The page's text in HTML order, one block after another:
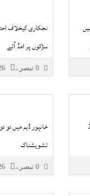
نجکاری کیخلاف
سڑکوں پر امڈ آئے
خانپور ڈیم میں
تشویشناک